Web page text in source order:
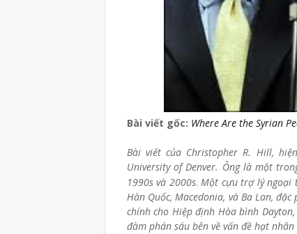
Bài viết gốc: Where Are the Syrian
Bài viết của Christopher R. Hill,
University ofDenver. Ông làmột
1990s và 2000s. Một cựu trợ lý ngoại
Hàn Quốc, Macedonia, và Ba Lan,
chính cho Hiệp định Hòa bình
đàm phán sáu bên về vấn đề hạt